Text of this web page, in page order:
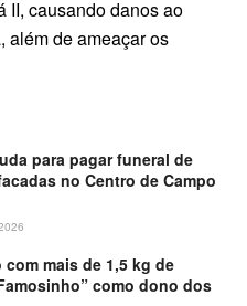
II, causando danos ao
além de ameaçar os
para pagar funeral de
no Centro de Campo
com mais de 1,5 kg de
como dono dos